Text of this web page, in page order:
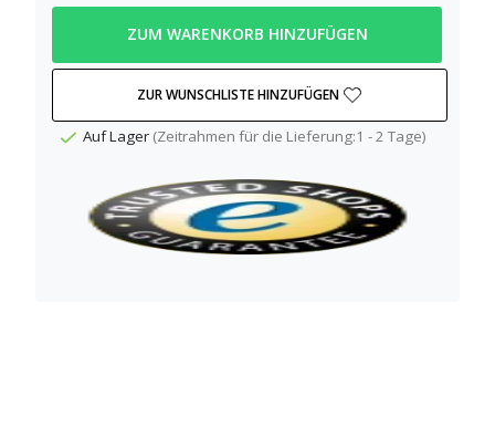
ZUM WARENKORB HINZUFÜGEN
ZUR WUNSCHLISTE HINZUFÜGEN
Auf Lager (Zeitrahmen für die Lieferung:1 - 2 Tage)